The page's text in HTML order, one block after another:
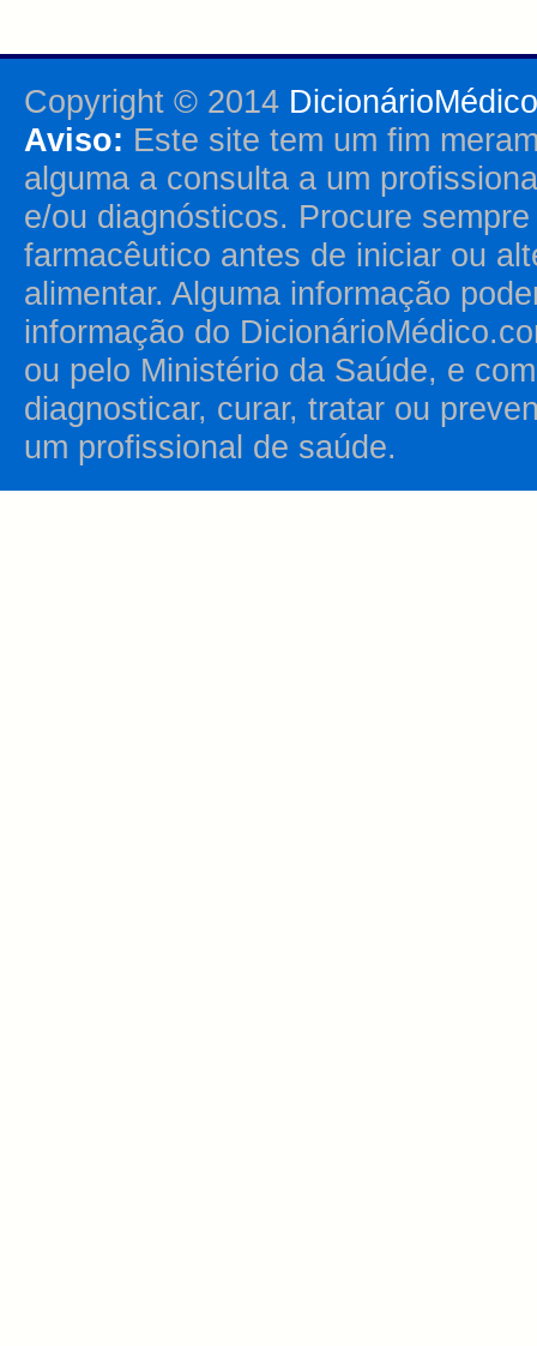
Copyright © 2014
Aviso: Este site tem um fim
alguma a consulta a um
e/ou diagnósticos. Procure
farmacêutico antes de iniciar ou
alimentar. Alguma informação
informação do
ou pelo Ministério da Saúde, e
diagnosticar, curar, tratar ou
um profissional de saúde.